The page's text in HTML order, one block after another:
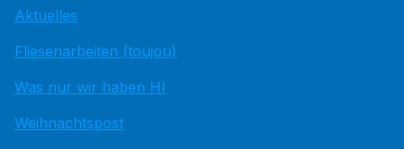
Aktuelles
Fliesenarbeiten (toujou)
Was nur wir haben HI
Weihnachtspost